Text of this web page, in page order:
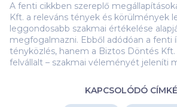
A fenti cikkben szereplő
Kft. a releváns tények és körülmények
leggondosabb szakmai értékelése
megfogalmazni. Ebből adódóan a fenti
tényközlés, hanem a Biztos Döntés
felvállalt – szakmai véleményét jeleníti
KAPCSOLÓDÓ